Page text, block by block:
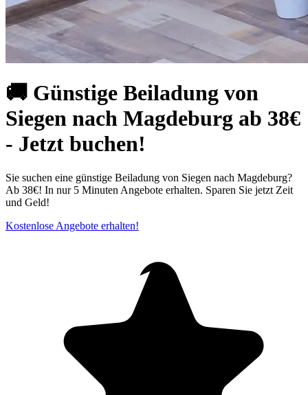
🚚 Günstige Beiladung von
Siegen nach Magdeburg ab 38€
- Jetzt buchen!
Sie suchen eine günstige Beiladung von Siegen nach Magdeburg?
Ab 38€! In nur 5 Minuten Angebote erhalten. Sparen Sie jetzt Zeit
und Geld!
Kostenlose Angebote erhalten!